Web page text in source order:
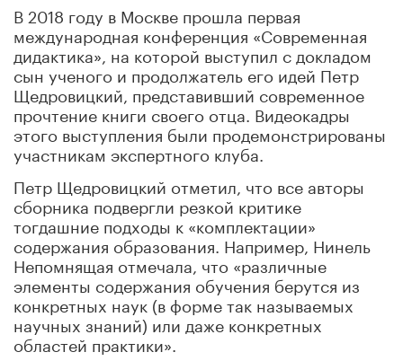
В 2018 году в Москве прошла первая
международная конференция «Современная
дидактика», на которой выступил с докладом
сын ученого и продолжатель его идей Петр
Щедровицкий, представивший современное
прочтение книги своего отца. Видеокадры
этого выступления были продемонстрированы
участникам экспертного клуба.
Петр Щедровицкий отметил, что все авторы
сборника подвергли резкой критике
тогдашние подходы к «комплектации»
содержания образования. Например, Нинель
Непомнящая отмечала, что «различные
элементы содержания обучения берутся из
конкретных наук (в форме так называемых
научных знаний) или даже конкретных
областей практики».